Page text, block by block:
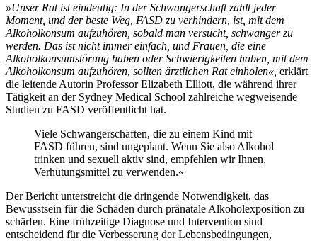
»Unser Rat ist eindeutig: In der Schwangerschaft zählt jeder
Moment, und der beste Weg, FASD zu verhindern, ist, mit dem
Alkoholkonsum aufzuhören, sobald man versucht, schwanger zu
werden. Das ist nicht immer einfach, und Frauen, die eine
Alkoholkonsumstörung haben oder Schwierigkeiten haben, mit dem
Alkoholkonsum aufzuhören, sollten ärztlichen Rat einholen«, erklärt
die leitende Autorin Professor Elizabeth Elliott, die während ihrer
Tätigkeit an der Sydney Medical School zahlreiche wegweisende
Studien zu FASD veröffentlicht hat.
Viele Schwangerschaften, die zu einem Kind mit
FASD führen, sind ungeplant. Wenn Sie also Alkohol
trinken und sexuell aktiv sind, empfehlen wir Ihnen,
Verhütungsmittel zu verwenden.«
Der Bericht unterstreicht die dringende Notwendigkeit, das
Bewusstsein für die Schäden durch pränatale Alkoholexposition zu
schärfen. Eine frühzeitige Diagnose und Intervention sind
entscheidend für die Verbesserung der Lebensbedingungen,